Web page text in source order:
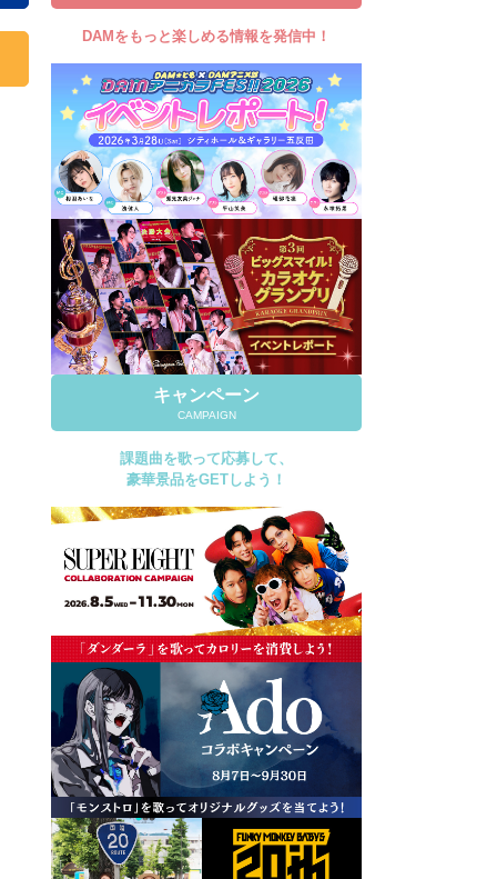
自宅でカラオケ歌い放題！
家族や友達と一緒に！練習にも！
DAMをもっと楽しめる情報を発信中！
キャンペーン
CAMPAIGN
課題曲を歌って応募して、
豪華景品をGETしよう！